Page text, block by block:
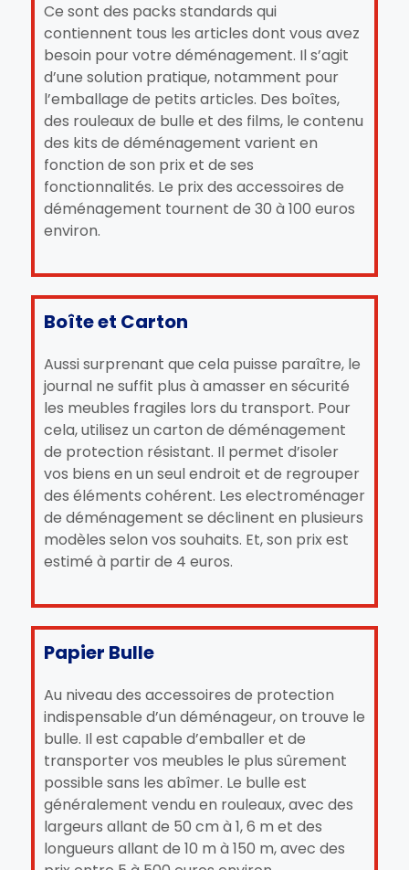
Ce sont des packs standards qui
contiennent tous les articles dont vous avez
besoin pour votre déménagement. Il s’agit
d’une solution pratique, notamment pour
l’emballage de petits articles. Des boîtes,
des rouleaux de bulle et des films, le contenu
des kits de déménagement varient en
fonction de son prix et de ses
fonctionnalités. Le prix des accessoires de
déménagement tournent de 30 à 100 euros
environ.
Boîte et Carton
Aussi surprenant que cela puisse paraître, le
journal ne suffit plus à amasser en sécurité
les meubles fragiles lors du transport. Pour
cela, utilisez un carton de déménagement
de protection résistant. Il permet d’isoler
vos biens en un seul endroit et de regrouper
des éléments cohérent. Les electroménager
de déménagement se déclinent en plusieurs
modèles selon vos souhaits. Et, son prix est
estimé à partir de 4 euros.
Papier Bulle
Au niveau des accessoires de protection
indispensable d’un déménageur, on trouve le
bulle. Il est capable d’emballer et de
transporter vos meubles le plus sûrement
possible sans les abîmer. Le bulle est
généralement vendu en rouleaux, avec des
largeurs allant de 50 cm à 1, 6 m et des
longueurs allant de 10 m à 150 m, avec des